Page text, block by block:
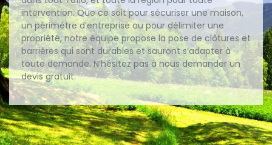
intervention. Que ce soit pour sécuriser une maison,
un périmètre d’entreprise ou pour délimiter une
propriété, notre équipe propose la pose de clôtures et
barrières qui sont durables et sauront s’adapter à
toute demande. N’hésitez pas à nous demander un
devis gratuit.